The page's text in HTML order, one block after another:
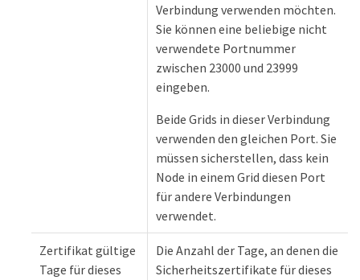
Verbindung verwenden möchten.
Sie können eine beliebige nicht
verwendete Portnummer
zwischen 23000 und 23999
eingeben.
Beide Grids in dieser Verbindung
verwenden den gleichen Port. Sie
müssen sicherstellen, dass kein
Node in einem Grid diesen Port
für andere Verbindungen
verwendet.
Zertifikat gültige
Tage für dieses
Die Anzahl der Tage, an denen die
Sicherheitszertifikate für dieses